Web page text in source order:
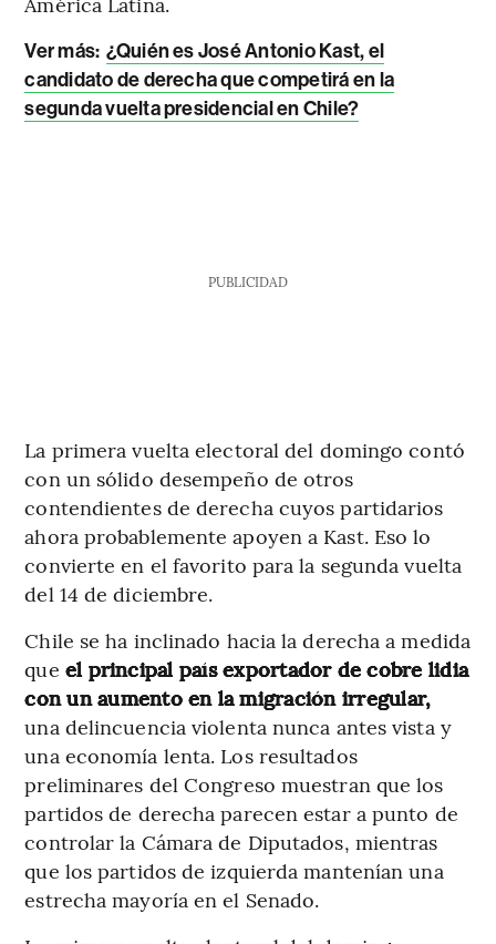
Ver más: ¿Quién es José Antonio Kast, el
candidato de derecha que competirá en la
segunda vuelta presidencial en Chile?
PUBLICIDAD
La primera vuelta electoral del domingo contó
con un sólido desempeño de otros
contendientes de derecha cuyos partidarios
ahora probablemente apoyen a Kast. Eso lo
convierte en el favorito para la segunda vuelta
del 14 de diciembre.
Chile se ha inclinado hacia la derecha a medida
que el principal país exportador de cobre lidia
con un aumento en la migración irregular,
una delincuencia violenta nunca antes vista y
una economía lenta. Los resultados
preliminares del Congreso muestran que los
partidos de derecha parecen estar a punto de
controlar la Cámara de Diputados, mientras
que los partidos de izquierda mantenían una
estrecha mayoría en el Senado.